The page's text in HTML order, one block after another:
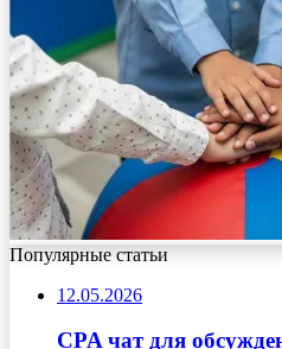
Популярные статьи
12.05.2026
CPA чат для